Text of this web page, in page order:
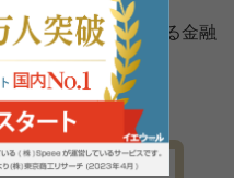
残債の確認が出来る金融
きます。